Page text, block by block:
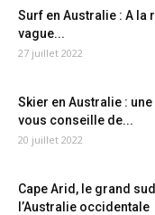
Surf en Australie : A la
vague...
27 juillet 2022
Skier en Australie : une
vous conseille de...
20 juillet 2022
Cape Arid, le grand
l’Australie occidentale